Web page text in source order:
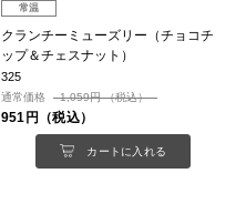
常温
クランチーミューズリー（チョコチ
ップ＆チェスナット）
325
通常価格 1,059円 （税込）
951円（税込）
カートに入れる